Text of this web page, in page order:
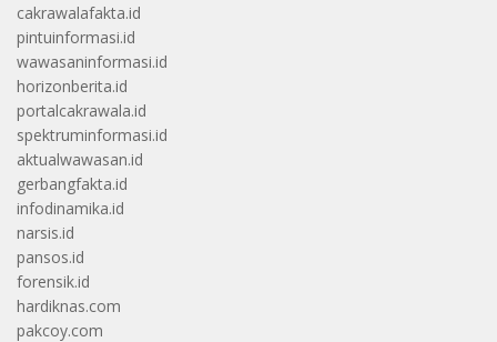
cakrawalafakta.id
pintuinformasi.id
wawasaninformasi.id
horizonberita.id
portalcakrawala.id
spektruminformasi.id
aktualwawasan.id
gerbangfakta.id
infodinamika.id
narsis.id
pansos.id
forensik.id
hardiknas.com
pakcoy.com